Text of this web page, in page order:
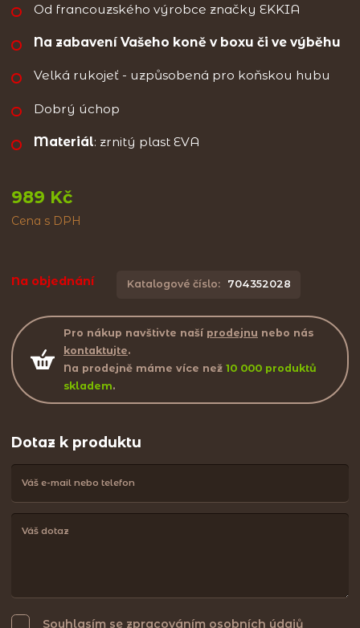
Od francouzského výrobce značky EKKIA
Na zabavení Vašeho koně v boxu či ve výběhu
Velká rukojeť - uzpůsobená pro koňskou hubu
Dobrý úchop
Materiál: zrnitý plast EVA
989 Kč
Cena s DPH
Na objednání Katalogové číslo: 704352028
Pro nákup navštivte naší prodejnu nebo nás
kontaktujte.
Na prodejně máme více než 10 000 produktů
skladem.
Dotaz k produktu
Souhlasím se zpracováním osobních údajů